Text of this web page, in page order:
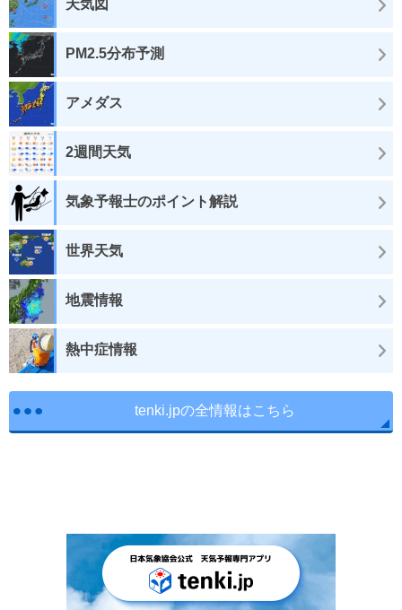
天気図
PM2.5分布予測
アメダス
2週間天気
気象予報士のポイント解説
世界天気
地震情報
熱中症情報
tenki.jpの全情報はこちら